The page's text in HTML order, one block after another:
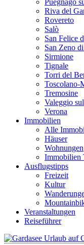
Puegnago
Riva del
Rovereto
Salò
San Felice
San Zeno
Sirmione
Tignale
Torri del
Toscolano-
Tremosine
Valeggio
Verona
Immobilien
Alle
Häuser
Wohnungen
Immobilien
Ausflugstipps
Freizeit
Kultur
Veranstaltungen
Reiseführer